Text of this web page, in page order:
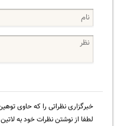
خبرگزاری نظراتی را که حاوی
لطفا از نوشتن نظرات خود به